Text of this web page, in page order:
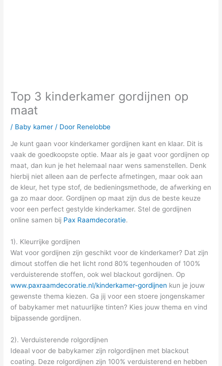
Top 3 kinderkamer gordijnen op
maat
/ Baby kamer / Door Renelobbe
Je kunt gaan voor kinderkamer gordijnen kant en klaar. Dit is
vaak de goedkoopste optie. Maar als je gaat voor gordijnen op
maat, dan kun je het helemaal naar wens samenstellen. Denk
hierbij niet alleen aan de perfecte afmetingen, maar ook aan
de kleur, het type stof, de bedieningsmethode, de afwerking en
ga zo maar door. Gordijnen op maat zijn dus de beste keuze
voor een perfect gestylde kinderkamer. Stel de gordijnen
online samen bij Pax Raamdecoratie.
1). Kleurrijke gordijnen
Wat voor gordijnen zijn geschikt voor de kinderkamer? Dat zijn
dimout stoffen die het licht rond 80% tegenhouden of 100%
verduisterende stoffen, ook wel blackout gordijnen. Op
www.paxraamdecoratie.nl/kinderkamer-gordijnen kun je jouw
gewenste thema kiezen. Ga jij voor een stoere jongenskamer
of babykamer met natuurlijke tinten? Kies jouw thema en vind
bijpassende gordijnen.
2). Verduisterende rolgordijnen
Ideaal voor de babykamer zijn rolgordijnen met blackout
coating. Deze rolgordijnen zijn 100% verduisterend en hebben